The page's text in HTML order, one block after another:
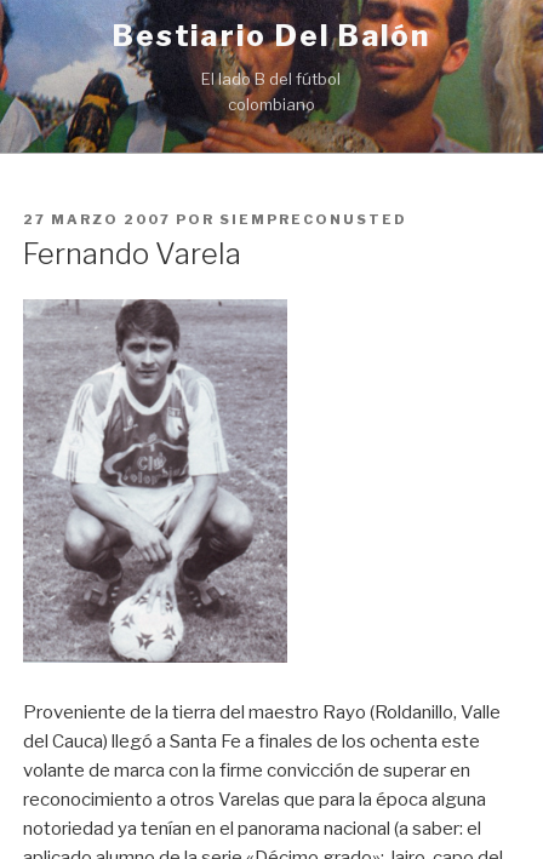
Ir
al
contenido
Bestiario Del Balón
El lado B del fútbol
colombiano
PUBLICADO
EN
27 MARZO 2007 POR SIEMPRECONUSTED
Fernando Varela
Proveniente de la tierra del maestro Rayo (Roldanillo, Valle
del Cauca) llegó a Santa Fe a finales de los ochenta este
volante de marca con la firme convicción de superar en
reconocimiento a otros Varelas que para la época alguna
notoriedad ya tenían en el panorama nacional (a saber: el